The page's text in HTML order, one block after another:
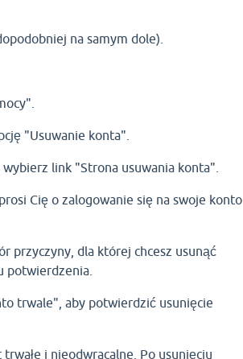
na samym dole).
"Usuwanie konta".
link "Strona usuwania konta".
Cię o zalogowanie się na swoje konto
przyczyny, dla której chcesz usunąć
potwierdzenia.
trwale", aby potwierdzić usunięcie
i nieodwracalne. Po usunięciu